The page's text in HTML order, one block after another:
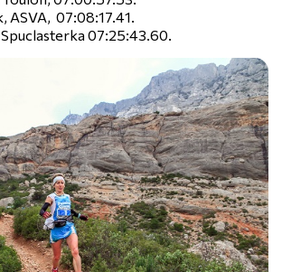
ASVA, 07:08:17.41.
07:25:43.60.